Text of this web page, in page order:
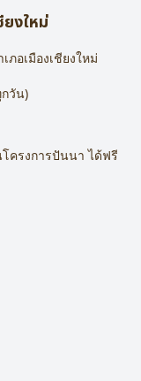
งใหม่
ภอเมืองเชียงใหม่
วัน)
ครงการปันนา ได้ฟรี